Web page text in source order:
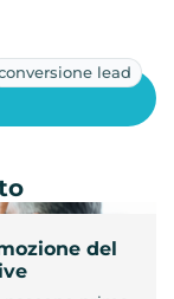
lead
del